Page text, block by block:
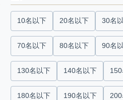
10名以下 20名以下 30名
70名以下 80名以下 90名
130名以下 140名以下
180名以下 190名以下